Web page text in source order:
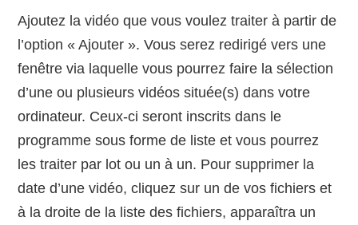
Ajoutez la vidéo que vous voulez traiter à partir de
l’option « Ajouter ». Vous serez redirigé vers une
fenêtre via laquelle vous pourrez faire la sélection
d’une ou plusieurs vidéos située(s) dans votre
ordinateur. Ceux-ci seront inscrits dans le
programme sous forme de liste et vous pourrez
les traiter par lot ou un à un. Pour supprimer la
date d’une vidéo, cliquez sur un de vos fichiers et
à la droite de la liste des fichiers, apparaîtra un